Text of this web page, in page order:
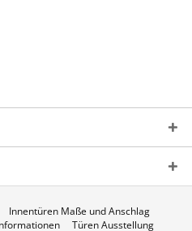
Innentüren Maße und Anschlag
Türen Ausstellung